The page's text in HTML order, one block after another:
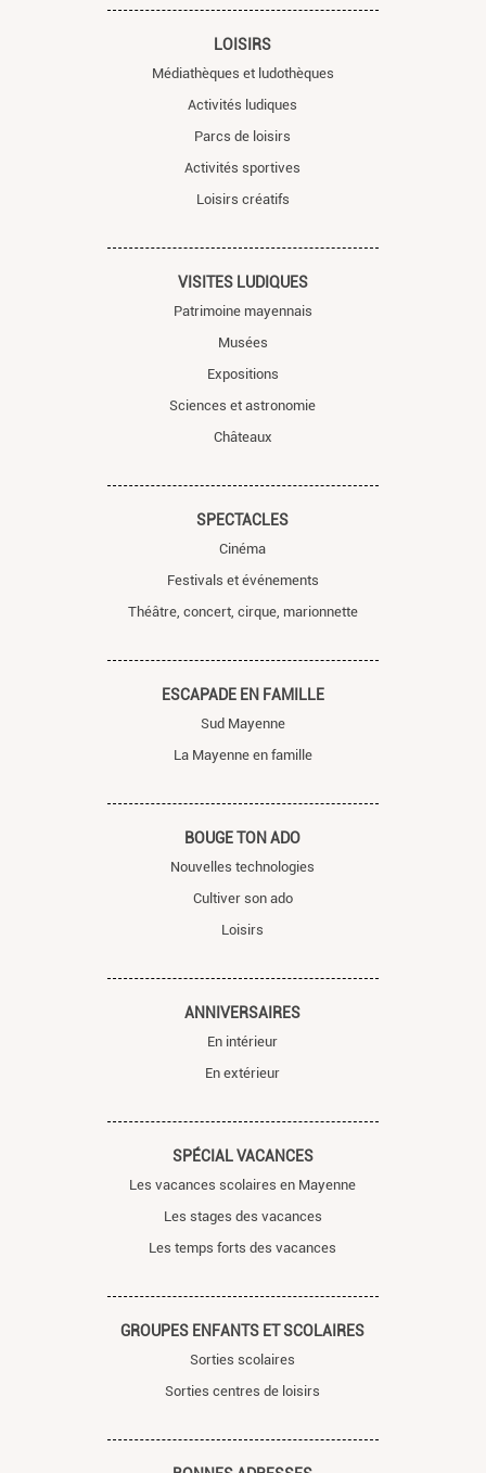
LOISIRS
Médiathèques et ludothèques
Activités ludiques
Parcs de loisirs
Activités sportives
Loisirs créatifs
VISITES LUDIQUES
Patrimoine mayennais
Musées
Expositions
Sciences et astronomie
Châteaux
SPECTACLES
Cinéma
Festivals et événements
Théâtre, concert, cirque, marionnette
ESCAPADE EN FAMILLE
Sud Mayenne
La Mayenne en famille
BOUGE TON ADO
Nouvelles technologies
Cultiver son ado
Loisirs
ANNIVERSAIRES
En intérieur
En extérieur
SPÉCIAL VACANCES
Les vacances scolaires en Mayenne
Les stages des vacances
Les temps forts des vacances
GROUPES ENFANTS ET SCOLAIRES
Sorties scolaires
Sorties centres de loisirs